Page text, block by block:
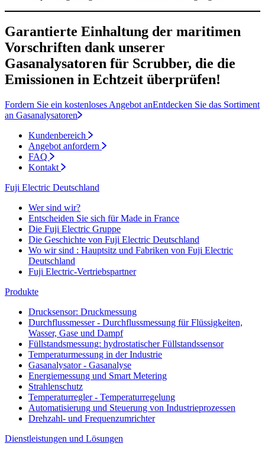
Garantierte Einhaltung der maritimen
Vorschriften dank unserer
Gasanalysatoren für Scrubber, die die
Emissionen in Echtzeit überprüfen!
Fordern Sie ein kostenloses Angebot anEntdecken Sie das Sortiment
an Gasanalysatoren
Kundenbereich
Angebot anfordern
FAQ
Kontakt
Fuji Electric Deutschland
Wer sind wir?
Entscheiden Sie sich für Made in France
Die Fuji Electric Gruppe
Die Geschichte von Fuji Electric Deutschland
Wo wir sind : Hauptsitz und Fabriken von Fuji Electric
Deutschland
Fuji Electric-Vertriebspartner
Produkte
Drucksensor: Druckmessung
Durchflussmesser - Durchflussmessung für Flüssigkeiten,
Wasser, Gase und Dampf
Füllstandsmessung: hydrostatischer Füllstandssensor
Temperaturmessung in der Industrie
Gasanalysator - Gasanalyse
Energiemessung und Smart Metering
Strahlenschutz
Temperaturregler - Temperaturregelung
Automatisierung und Steuerung von Industrieprozessen
Drehzahl- und Frequenzumrichter
Dienstleistungen und Lösungen